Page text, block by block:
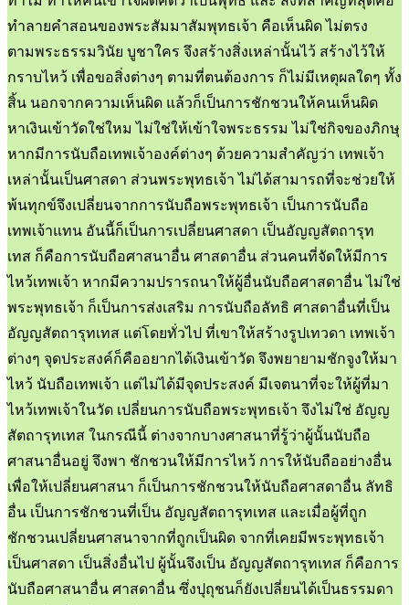
ทำลายคำสอนของพระสัมมาสัมพุทธเจ้า คือเห็นผิด ไม่ตรง
ตามพระธรรมวินัย บูชาใคร จึงสร้างสิ่งเหล่านั้นไว้ สร้างไว้ให้
กราบไหว้ เพื่อขอสิ่งต่างๆ ตามที่ตนต้องการ ก็ไม่มีเหตุผลใดๆ ทั้ง
สิ้น นอกจากความเห็นผิด แล้วก็เป็นการชักชวนให้คนเห็นผิด
หาเงินเข้าวัดใช่ใหม ไม่ใช่ให้เข้าใจพระธรรม ไม่ใช่กิจของภิกษุ
หากมีการนับถือเทพเจ้าองค์ต่างๆ ด้วยความสำคัญว่า เทพเจ้า
เหล่านั้นเป็นศาสดา ส่วนพระพุทธเจ้า ไม่ได้สามารถที่จะช่วยให้
พ้นทุกข์จึงเปลี่ยนจากการนับถือพระพุทธเจ้า เป็นการนับถือ
เทพเจ้าแทน อันนี้ก็เป็นการเปลี่ยนศาสดา เป็นอัญญสัตถารุท
เทส ก็คือการนับถือศาสนาอื่น ศาสดาอื่น ส่วนคนที่จัดให้มีการ
ไหว้เทพเจ้า หากมีความปรารถนาให้ผู้อื่นนับถือศาสดาอื่น ไม่ใช่
พระพุทธเจ้า ก็เป็นการส่งเสริม การนับถือลัทธิ ศาสดาอื่นที่เป็น
อัญญสัตถารุทเทส แต่โดยทั่วไป ที่เขาให้สร้างรูปเทวดา เทพเจ้า
ต่างๆ จุดประสงค์ก็คืออยากได้เงินเข้าวัด จึงพยายามชักจูงให้มา
ไหว้ นับถือเทพเจ้า แต่ไม่ได้มีจุดประสงค์ มีเจตนาที่จะให้ผู้ที่มา
ไหว้เทพเจ้าในวัด เปลี่ยนการนับถือพระพุทธเจ้า จึงไม่ใช่ อัญญ
สัตถารุทเทส ในกรณีนี้ ต่างจากบางศาสนาที่รู้ว่าผู้นั้นนับถือ
ศาสนาอื่นอยู่ จึงพา ชักชวนให้มีการไหว้ การให้นับถืออย่างอื่น
เพื่อให้เปลี่ยนศาสนา ก็เป็นการชักชวนให้นับถือศาสดาอื่น ลัทธิ
อื่น เป็นการชักชวนที่เป็น อัญญสัตถารุทเทส และเมื่อผู้ที่ถูก
ชักชวนเปลี่ยนศาสนาจากที่ถูกเป็นผิด จากที่เคยมีพระพุทธเจ้า
เป็นศาสดา เป็นสิ่งอื่นไป ผู้นั้นจึงเป็น อัญญสัตถารุทเทส ก็คือการ
นับถือศาสนาอื่น ศาสดาอื่น ซึ่งปุถุชนก็ยังเปลี่ยนได้เป็นธรรมดา